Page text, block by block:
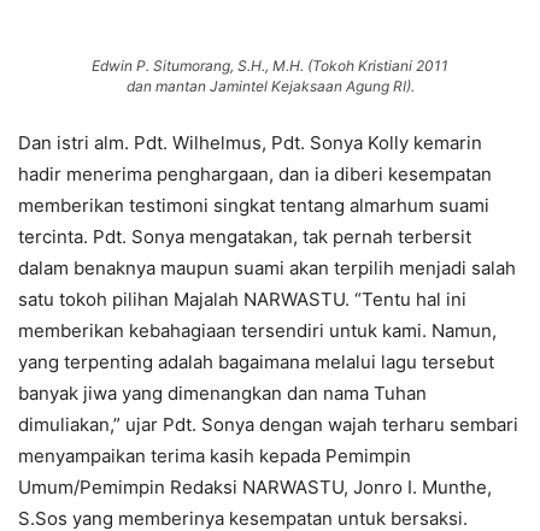
Edwin P. Situmorang, S.H., M.H. (Tokoh Kristiani 2011
dan mantan Jamintel Kejaksaan Agung RI).
Dan istri alm. Pdt. Wilhelmus, Pdt. Sonya Kolly kemarin
hadir menerima penghargaan, dan ia diberi kesempatan
memberikan testimoni singkat tentang almarhum suami
tercinta. Pdt. Sonya mengatakan, tak pernah terbersit
dalam benaknya maupun suami akan terpilih menjadi salah
satu tokoh pilihan Majalah NARWASTU. “Tentu hal ini
memberikan kebahagiaan tersendiri untuk kami. Namun,
yang terpenting adalah bagaimana melalui lagu tersebut
banyak jiwa yang dimenangkan dan nama Tuhan
dimuliakan,” ujar Pdt. Sonya dengan wajah terharu sembari
menyampaikan terima kasih kepada Pemimpin
Umum/Pemimpin Redaksi NARWASTU, Jonro I. Munthe,
S.Sos yang memberinya kesempatan untuk bersaksi.